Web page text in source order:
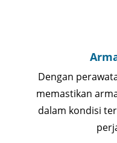
Dengan
memastikan
dalam kondisi